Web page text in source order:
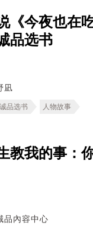
《今夜也在
品选书
凪
诚品选书 人物故事
教我的事：
品內容中心